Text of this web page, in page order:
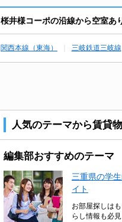
桜井様コーポの沿線から空室あ
関西本線（東海） 三岐鉄道三岐線
人気のテーマから賃貸
編集部おすすめのテーマ
三重県の学
イト
お部屋探しは
らし情報も必見